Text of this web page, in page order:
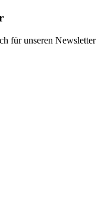
für unseren Newsletter